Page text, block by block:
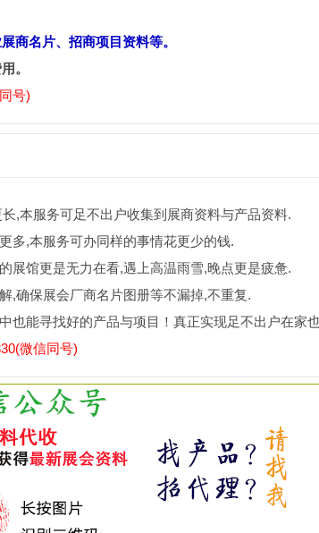
商名片、招商项目资料等。
。
号)
,本服务可足不出户收集到展商资料与产品资料.
多,本服务可办同样的事情花更少的钱.
展馆更是无力在看,遇上高温雨雪,晚点更是疲惫.
,确保展会厂商名片图册等不漏掉,不重复.
也能寻找好的产品与项目！真正实现足不出户在家
微信同号)